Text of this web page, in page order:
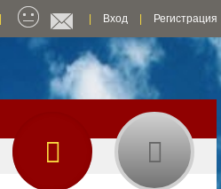
Вход Регистрация